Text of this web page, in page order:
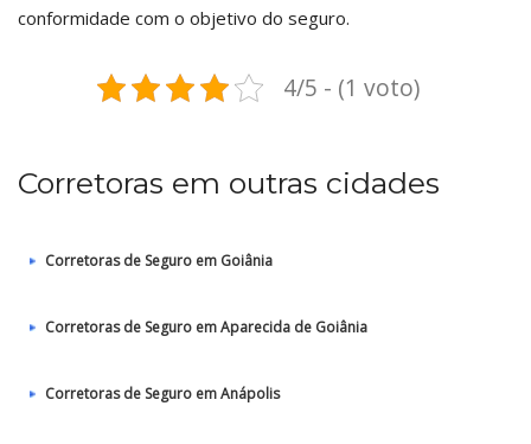
conformidade com o objetivo do seguro.
4/5 - (1 voto)
Corretoras em outras cidades
Corretoras de Seguro em Goiânia
Corretoras de Seguro em Aparecida de Goiânia
Corretoras de Seguro em Anápolis